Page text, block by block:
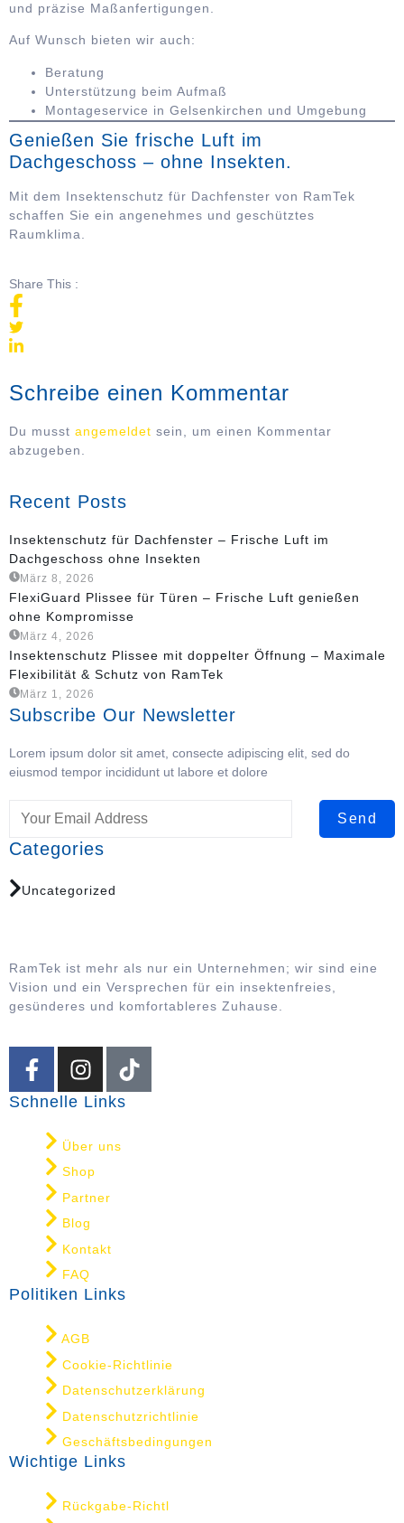
und präzise Maßanfertigungen.
Auf Wunsch bieten wir auch:
Beratung
Unterstützung beim Aufmaß
Montageservice in Gelsenkirchen und Umgebung
Genießen Sie frische Luft im
Dachgeschoss – ohne Insekten.
Mit dem Insektenschutz für Dachfenster von RamTek
schaffen Sie ein angenehmes und geschütztes
Raumklima.
Share This :
Schreibe einen Kommentar
Du musst angemeldet sein, um einen Kommentar
abzugeben.
Recent Posts
Insektenschutz für Dachfenster – Frische Luft im
Dachgeschoss ohne Insekten
März 8, 2026
FlexiGuard Plissee für Türen – Frische Luft genießen
ohne Kompromisse
März 4, 2026
Insektenschutz Plissee mit doppelter Öffnung – Maximale
Flexibilität & Schutz von RamTek
März 1, 2026
Subscribe Our Newsletter
Lorem ipsum dolor sit amet, consecte adipiscing elit, sed do
eiusmod tempor incididunt ut labore et dolore
Send
Categories
Uncategorized
RamTek ist mehr als nur ein Unternehmen; wir sind eine
Vision und ein Versprechen für ein insektenfreies,
gesünderes und komfortableres Zuhause.
Schnelle Links
Über uns
Shop
Partner
Blog
Kontakt
FAQ
Politiken Links
AGB
Cookie-Richtlinie
Datenschutzerklärung
Datenschutzrichtlinie
Geschäftsbedingungen
Wichtige Links
Rückgabe-Richtl